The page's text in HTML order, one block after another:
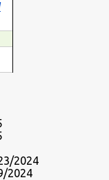
2024
2024